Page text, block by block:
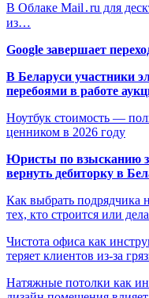
В Облаке Mail․ru для
из…
Google завершает
В Беларуси участники
перебоями в работе
Ноутбук стоимость —
ценником в 2026 году
Юристы по взысканию
вернуть дебиторку в
Как выбрать подрядчика
тех, кто строится или
Чистота офиса как
теряет клиентов из-за
Натяжные потолки как